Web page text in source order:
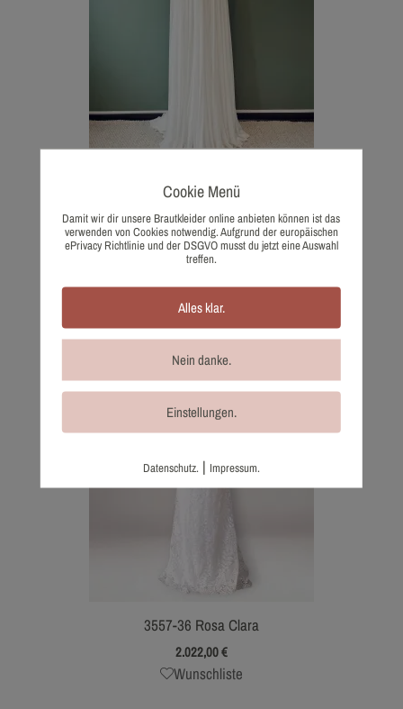
1100-44 Pronovias
1.848,00€
Wunschliste
3557-36 Rosa Clara
2.022,00€
Wunschliste
Cookie Menü
Damit wir dir unsere Brautkleider online anbieten können ist das
verwenden von Cookies notwendig. Aufgrund der europäischen
ePrivacy Richtlinie und der DSGVO musst du jetzt eine Auswahl
treffen.
Alles klar.
Nein danke.
Einstellungen.
Datenschutz. | Impressum.